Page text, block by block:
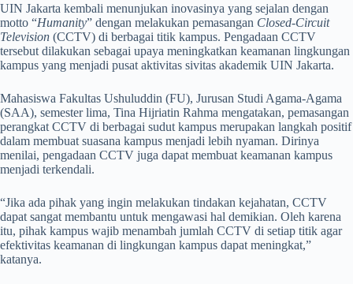
UIN Jakarta kembali menunjukan inovasinya yang sejalan dengan
motto “Humanity” dengan melakukan pemasangan Closed-Circuit
Television (CCTV) di berbagai titik kampus. Pengadaan CCTV
tersebut dilakukan sebagai upaya meningkatkan keamanan lingkungan
kampus yang menjadi pusat aktivitas sivitas akademik UIN Jakarta.
Mahasiswa Fakultas Ushuluddin (FU), Jurusan Studi Agama-Agama
(SAA), semester lima, Tina Hijriatin Rahma mengatakan, pemasangan
perangkat CCTV di berbagai sudut kampus merupakan langkah positif
dalam membuat suasana kampus menjadi lebih nyaman. Dirinya
menilai, pengadaan CCTV juga dapat membuat keamanan kampus
menjadi terkendali.
“Jika ada pihak yang ingin melakukan tindakan kejahatan, CCTV
dapat sangat membantu untuk mengawasi hal demikian. Oleh karena
itu, pihak kampus wajib menambah jumlah CCTV di setiap titik agar
efektivitas keamanan di lingkungan kampus dapat meningkat,”
katanya.